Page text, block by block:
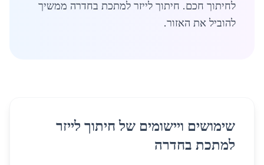
לחיתוך חכם. חיתוך לייזר למתכת בחדרה ממשיך
להוביל את האזור.
שימושים ויישומים של חיתוך לייזר
למתכת בחדרה